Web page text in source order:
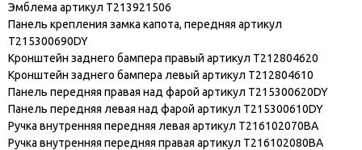
Эмблема артикул T213921506
Панель крепления замка капота, передняя артикул
T215300690DY
Кронштейн заднего бампера правый артикул T212804620
Кронштейн заднего бампера левый артикул T212804610
Панель передняя правая над фарой артикул T215300620DY
Панель передняя левая над фарой артикул T215300610DY
Ручка внутренняя передняя левая артикул T216102070BA
Ручка внутренняя передняя правая артикул T216102080BA